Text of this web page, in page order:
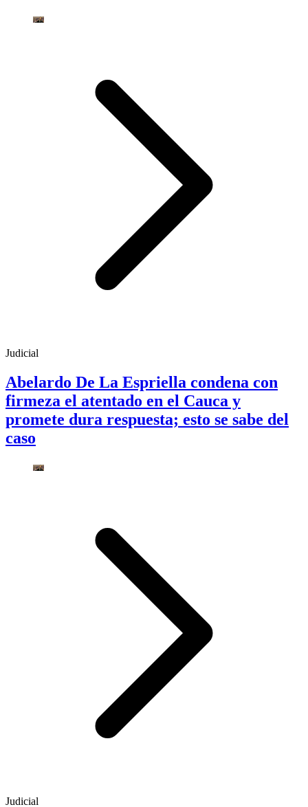
Judicial
Abelardo De La Espriella condena con
firmeza el atentado en el Cauca y
promete dura respuesta; esto se sabe del
caso
Judicial